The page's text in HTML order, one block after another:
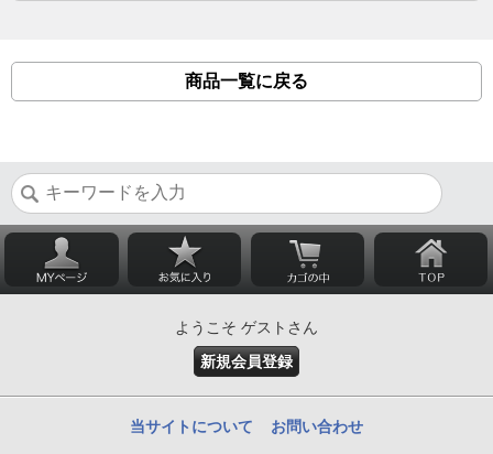
商品一覧に戻る
ようこそ ゲストさん
新規会員登録
当サイトについて お問い合わせ